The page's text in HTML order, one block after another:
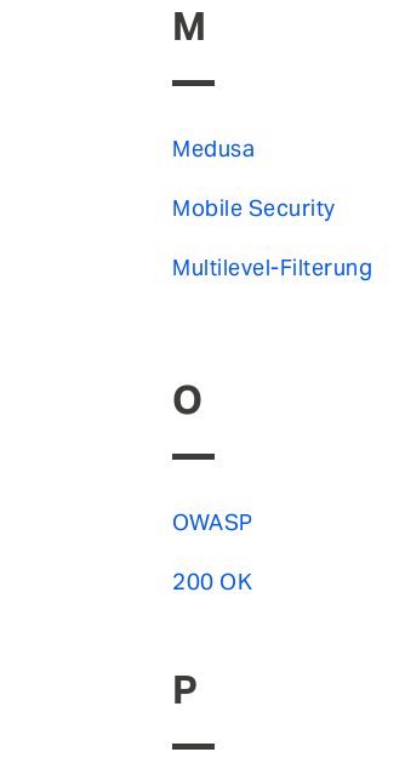
M
Medusa
Mobile Security
Multilevel-Filterung
O
OWASP
200 OK
P